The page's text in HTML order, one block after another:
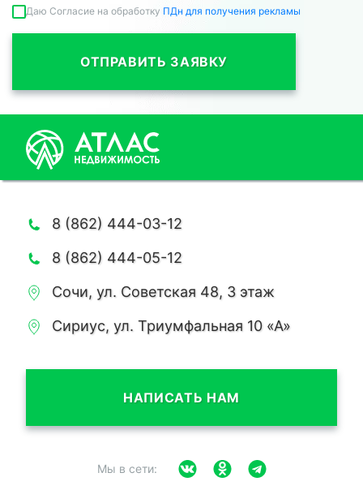
Даю Согласие на обработку ПДн для получения рекламы
ОТПРАВИТЬ ЗАЯВКУ
8 (862) 444-03-12
8 (862) 444-05-12
Сочи, ул. Советская 48, 3 этаж
Сириус, ул. Триумфальная 10 «А»
НАПИСАТЬ НАМ
Мы в сети: